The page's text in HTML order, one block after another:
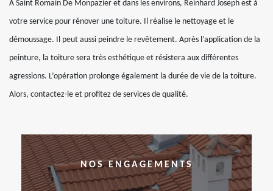
A Saint Romain De Monpazier et dans les environs, Reinhard Joseph est à
votre service pour rénover une toiture. Il réalise le nettoyage et le
démoussage. Il peut aussi peindre le revêtement. Après l’application de la
peinture, la toiture sera très esthétique et résistera aux différentes
agressions. L’opération prolonge également la durée de vie de la toiture.
Alors, contactez-le et profitez de services de qualité.
NOS ENGAGEMENTS